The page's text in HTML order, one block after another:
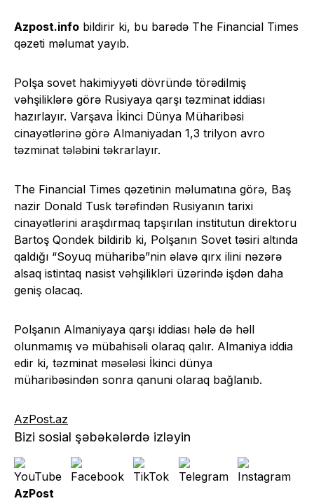
Azpost.info bildirir ki, bu barədə The Financial Times
qəzeti məlumat yayıb.
Polşa sovet hakimiyyəti dövründə törədilmiş
vəhşiliklərə görə Rusiyaya qarşı təzminat iddiası
hazırlayır. Varşava İkinci Dünya Müharibəsi
cinayətlərinə görə Almaniyadan 1,3 trilyon avro
təzminat tələbini təkrarlayır.
The Financial Times qəzetinin məlumatına görə, Baş
nazir Donald Tusk tərəfindən Rusiyanın tarixi
cinayətlərini araşdırmaq tapşırılan institutun direktoru
Bartoş Qondek bildirib ki, Polşanın Sovet təsiri altında
qaldığı “Soyuq müharibə”nin əlavə qırx ilini nəzərə
alsaq istintaq nasist vəhşilikləri üzərində işdən daha
geniş olacaq.
Polşanın Almaniyaya qarşı iddiası hələ də həll
olunmamış və mübahisəli olaraq qalır. Almaniya iddia
edir ki, təzminat məsələsi İkinci dünya
müharibəsindən sonra qanuni olaraq bağlanıb.
AzPost.az
Bizi sosial şəbəkələrdə izləyin
AzPost